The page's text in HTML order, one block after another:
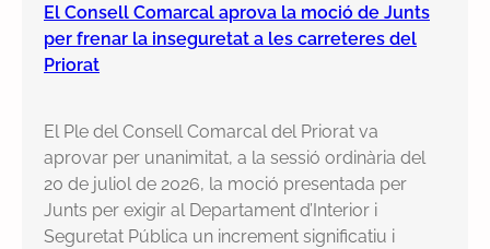
El Consell Comarcal aprova la moció de Junts
per frenar la inseguretat a les carreteres del
Priorat
El Ple del Consell Comarcal del Priorat va
aprovar per unanimitat, a la sessió ordinària del
20 de juliol de 2026, la moció presentada per
Junts per exigir al Departament d’Interior i
Seguretat Pública un increment significatiu i